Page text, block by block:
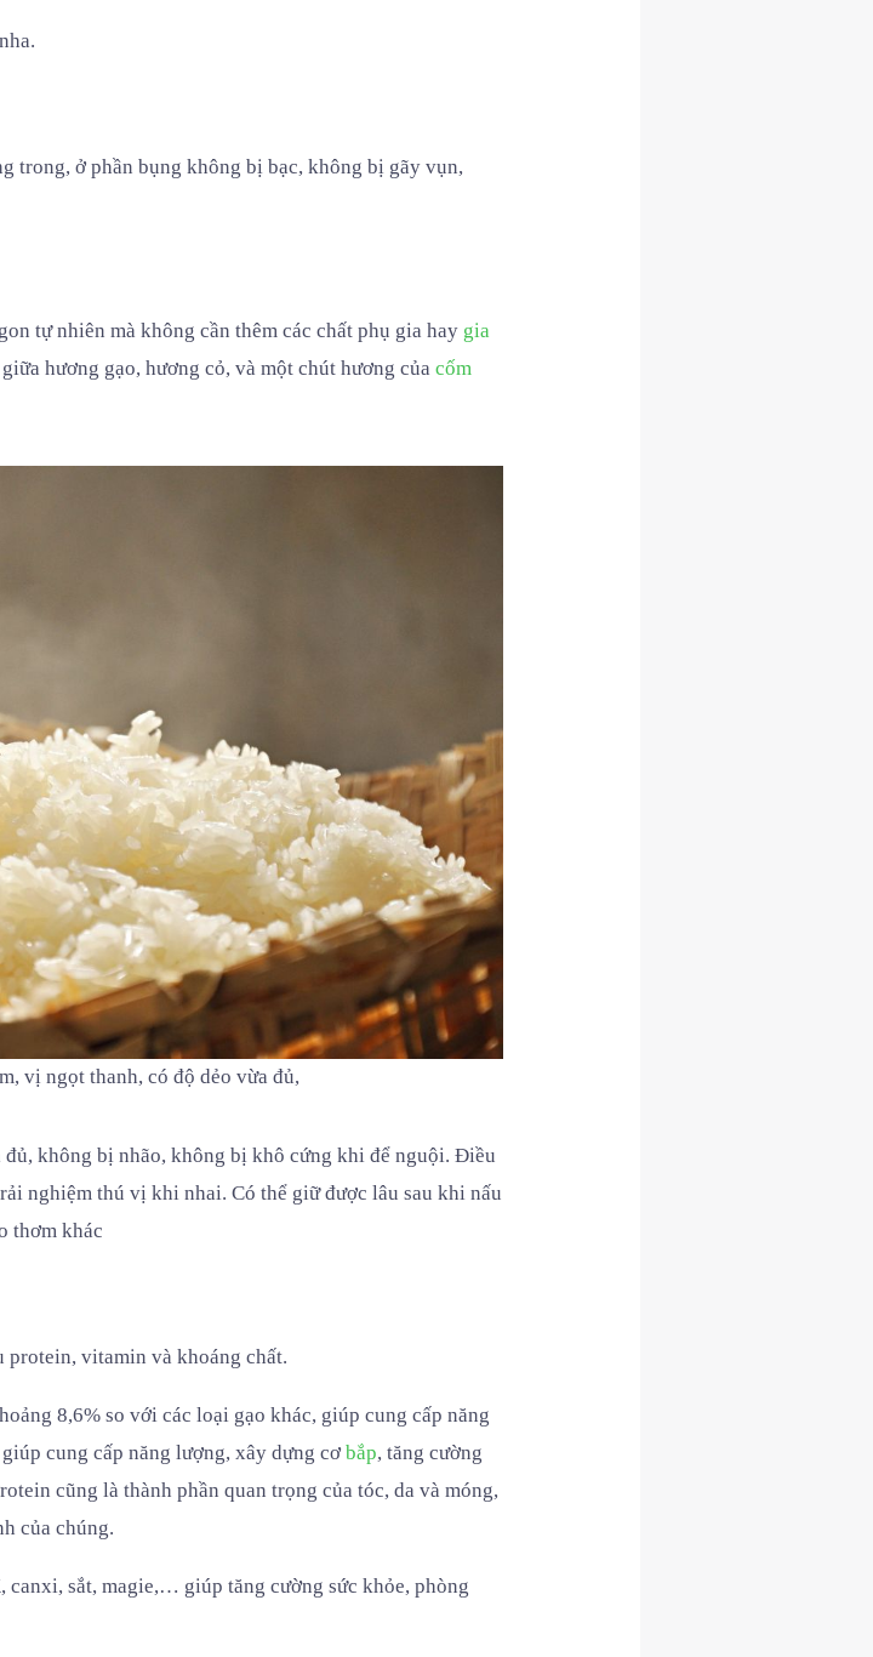
trong, ở phần bụng không bị bạc, không bị gãy vụn,
tự nhiên mà không cần thêm các chất phụ gia hay gia
hương gạo, hương cỏ, và một chút hương củacốm
vị ngọt thanh, có độ dẻo vừa đủ,
không bị nhão, không bị khô cứng khi để nguội. Điều
nghiệm thú vị khi nhai. Có thể giữ được lâu sau khi nấu
thơm khác
protein, vitamin và khoáng chất.
8,6% so với các loại gạo khác, giúp cung cấp năng
cung cấp năng lượng, xây dựng cơbắp, tăng cường
cũng là thành phần quan trọng của tóc, da và móng,
của chúng.
canxi, sắt, magie,… giúp tăng cường sức khỏe, phòng